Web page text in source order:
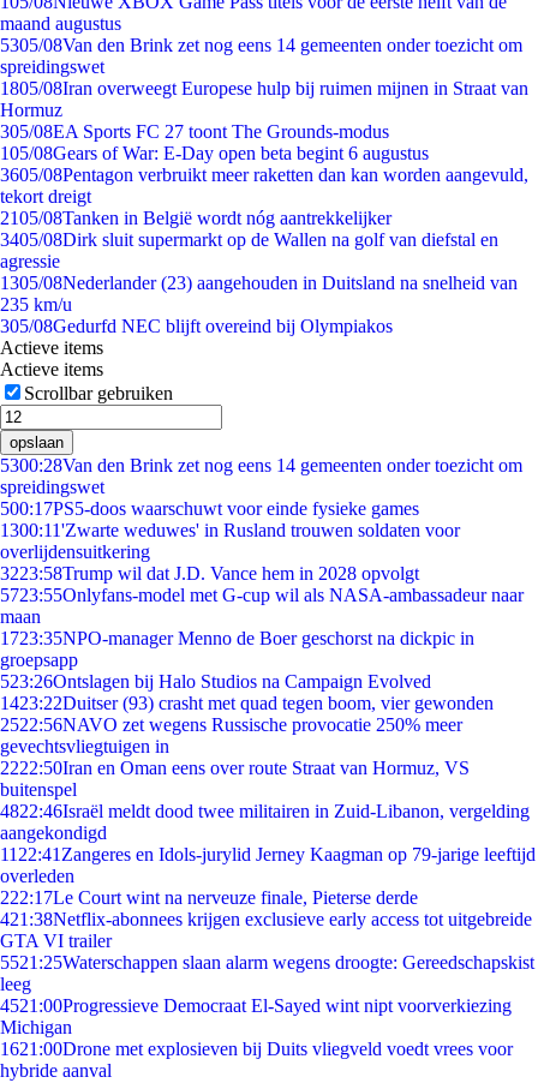
maand augustus
5305/08Van den Brink zet nog eens 14 gemeenten onder toezicht om
spreidingswet
1805/08Iran overweegt Europese hulp bij ruimen mijnen in Straat van
Hormuz
305/08EA Sports FC 27 toont The Grounds-modus
105/08Gears of War: E-Day open beta begint 6 augustus
3605/08Pentagon verbruikt meer raketten dan kan worden aangevuld,
tekort dreigt
2105/08Tanken in België wordt nóg aantrekkelijker
3405/08Dirk sluit supermarkt op de Wallen na golf van diefstal en
agressie
1305/08Nederlander (23) aangehouden in Duitsland na snelheid van
235 km/u
305/08Gedurfd NEC blijft overeind bij Olympiakos
Actieve items
Actieve items
Scrollbar gebruiken
opslaan
5300:28Van den Brink zet nog eens 14 gemeenten onder toezicht om
spreidingswet
500:17PS5-doos waarschuwt voor einde fysieke games
1300:11'Zwarte weduwes' in Rusland trouwen soldaten voor
overlijdensuitkering
3223:58Trump wil dat J.D. Vance hem in 2028 opvolgt
5723:55Onlyfans-model met G-cup wil als NASA-ambassadeur naar
maan
1723:35NPO-manager Menno de Boer geschorst na dickpic in
groepsapp
523:26Ontslagen bij Halo Studios na Campaign Evolved
1423:22Duitser (93) crasht met quad tegen boom, vier gewonden
2522:56NAVO zet wegens Russische provocatie 250% meer
gevechtsvliegtuigen in
2222:50Iran en Oman eens over route Straat van Hormuz, VS
buitenspel
4822:46Israël meldt dood twee militairen in Zuid-Libanon, vergelding
aangekondigd
11 22:41 Zangeres en Idols-jurylid Jerney Kaagman op 79-jarige leeftijd
overleden
222:17Le Court wint na nerveuze finale, Pieterse derde
421:38Netflix-abonnees krijgen exclusieve early access tot uitgebreide
GTA VI trailer
5521:25Waterschappen slaan alarm wegens droogte: Gereedschapskist
leeg
4521:00Progressieve Democraat El-Sayed wint nipt voorverkiezing
Michigan
1621:00Drone met explosieven bij Duits vliegveld voedt vrees voor
hybride aanval